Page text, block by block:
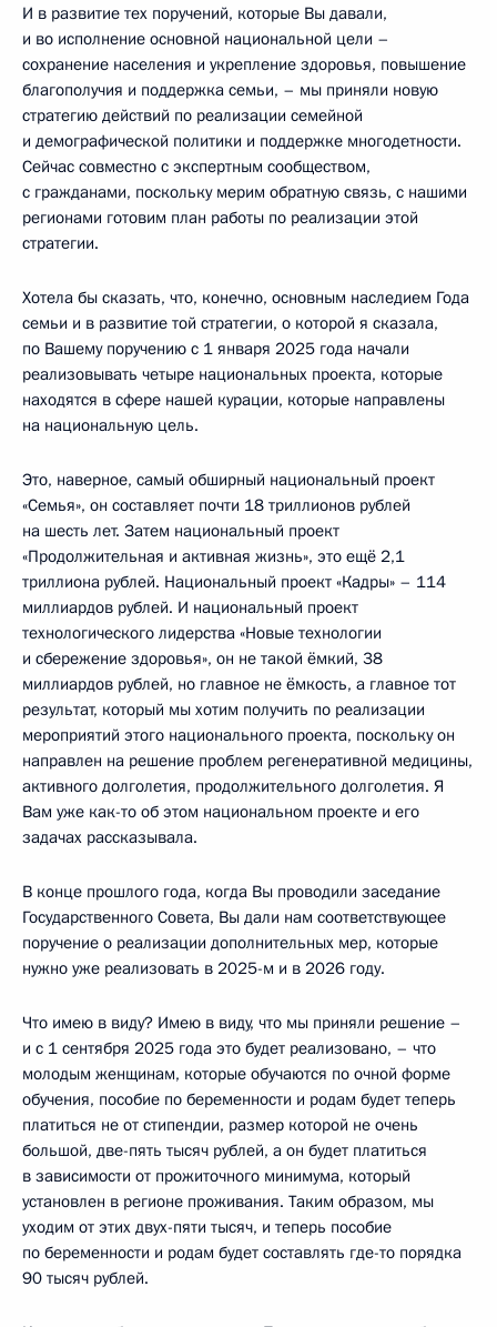
И в развитие тех поручений, которые Вы давали,
и во исполнение основной национальной цели –
сохранение населения и укрепление здоровья, повышение
благополучия и поддержка семьи, – мы приняли новую
стратегию действий по реализации семейной
и демографической политики и поддержке многодетности.
Сейчас совместно с экспертным сообществом,
с гражданами, поскольку мерим обратную связь, с нашими
регионами готовим план работы по реализации этой
стратегии.
Хотела бы сказать, что, конечно, основным наследием Года
семьи и в развитие той стратегии, о которой я сказала,
по Вашему поручению с 1 января 2025 года начали
реализовывать четыре национальных проекта, которые
находятся в сфере нашей курации, которые направлены
на национальную цель.
Это, наверное, самый обширный национальный проект
«Семья», он составляет почти 18 триллионов рублей
на шесть лет. Затем национальный проект
«Продолжительная и активная жизнь», это ещё 2,1
триллиона рублей. Национальный проект «Кадры» – 114
миллиардов рублей. И национальный проект
технологического лидерства «Новые технологии
и сбережение здоровья», он не такой ёмкий, 38
миллиардов рублей, но главное не ёмкость, а главное тот
результат, который мы хотим получить по реализации
мероприятий этого национального проекта, поскольку он
направлен на решение проблем регенеративной медицины,
активного долголетия, продолжительного долголетия. Я
Вам уже как-то об этом национальном проекте и его
задачах рассказывала.
В конце прошлого года, когда Вы проводили заседание
Государственного Совета, Вы дали нам соответствующее
поручение о реализации дополнительных мер, которые
нужно уже реализовать в 2025-м и в 2026 году.
Что имею в виду? Имею в виду, что мы приняли решение –
и с 1 сентября 2025 года это будет реализовано, – что
молодым женщинам, которые обучаются по очной форме
обучения, пособие по беременности и родам будет теперь
платиться не от стипендии, размер которой не очень
большой, две-пять тысяч рублей, а он будет платиться
в зависимости от прожиточного минимума, который
установлен в регионе проживания. Таким образом, мы
уходим от этих двух-пяти тысяч, и теперь пособие
по беременности и родам будет составлять где-то порядка
90 тысяч рублей.